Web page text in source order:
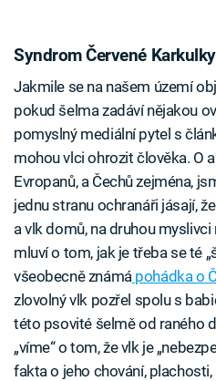
Syndrom Červené Karkulky
Jakmile se na našem území
pokud šelma zadáví nějakou
pomyslný mediální pytel s
mohou vlci ohrozit člověka. O
Evropanů, a Čechů zejména,
jednu stranu ochranáři jásají,
a vlk domů, na druhou
mluví o tom, jak je třeba se té
všeobecně známá pohádka o
zlovolný vlk pozřel spolu s
této psovité šelmě od raného
„víme“ o tom, že vlk je
fakta o jeho chování,